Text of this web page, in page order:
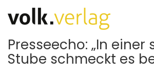
Presseecho: „In einer
Stube schmeckt es